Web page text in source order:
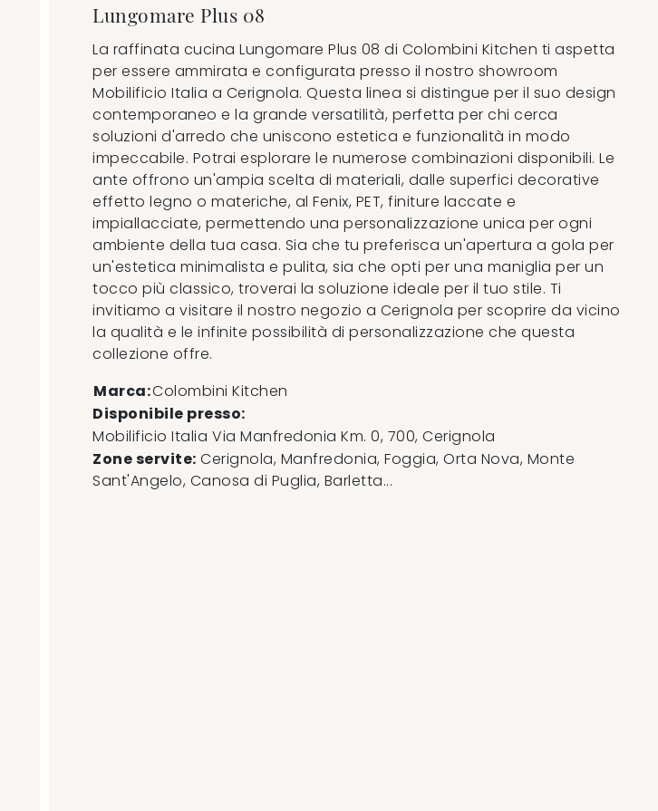
Lungomare Plus 08
La raffinata cucina Lungomare Plus 08 di Colombini Kitchen ti aspetta
per essere ammirata e configurata presso il nostro showroom
Mobilificio Italia a Cerignola. Questa linea si distingue per il suo design
contemporaneo e la grande versatilità, perfetta per chi cerca
soluzioni d'arredo che uniscono estetica e funzionalità in modo
impeccabile. Potrai esplorare le numerose combinazioni disponibili. Le
ante offrono un'ampia scelta di materiali, dalle superfici decorative
effetto legno o materiche, al Fenix, PET, finiture laccate e
impiallacciate, permettendo una personalizzazione unica per ogni
ambiente della tua casa. Sia che tu preferisca un'apertura a gola per
un'estetica minimalista e pulita, sia che opti per una maniglia per un
tocco più classico, troverai la soluzione ideale per il tuo stile. Ti
invitiamo a visitare il nostro negozio a Cerignola per scoprire da vicino
la qualità e le infinite possibilità di personalizzazione che questa
collezione offre.
Marca:Colombini Kitchen
Disponibile presso:
Mobilificio Italia Via Manfredonia Km. 0, 700, Cerignola
Zone servite: Cerignola, Manfredonia, Foggia, Orta Nova, Monte
Sant'Angelo, Canosa di Puglia, Barletta...